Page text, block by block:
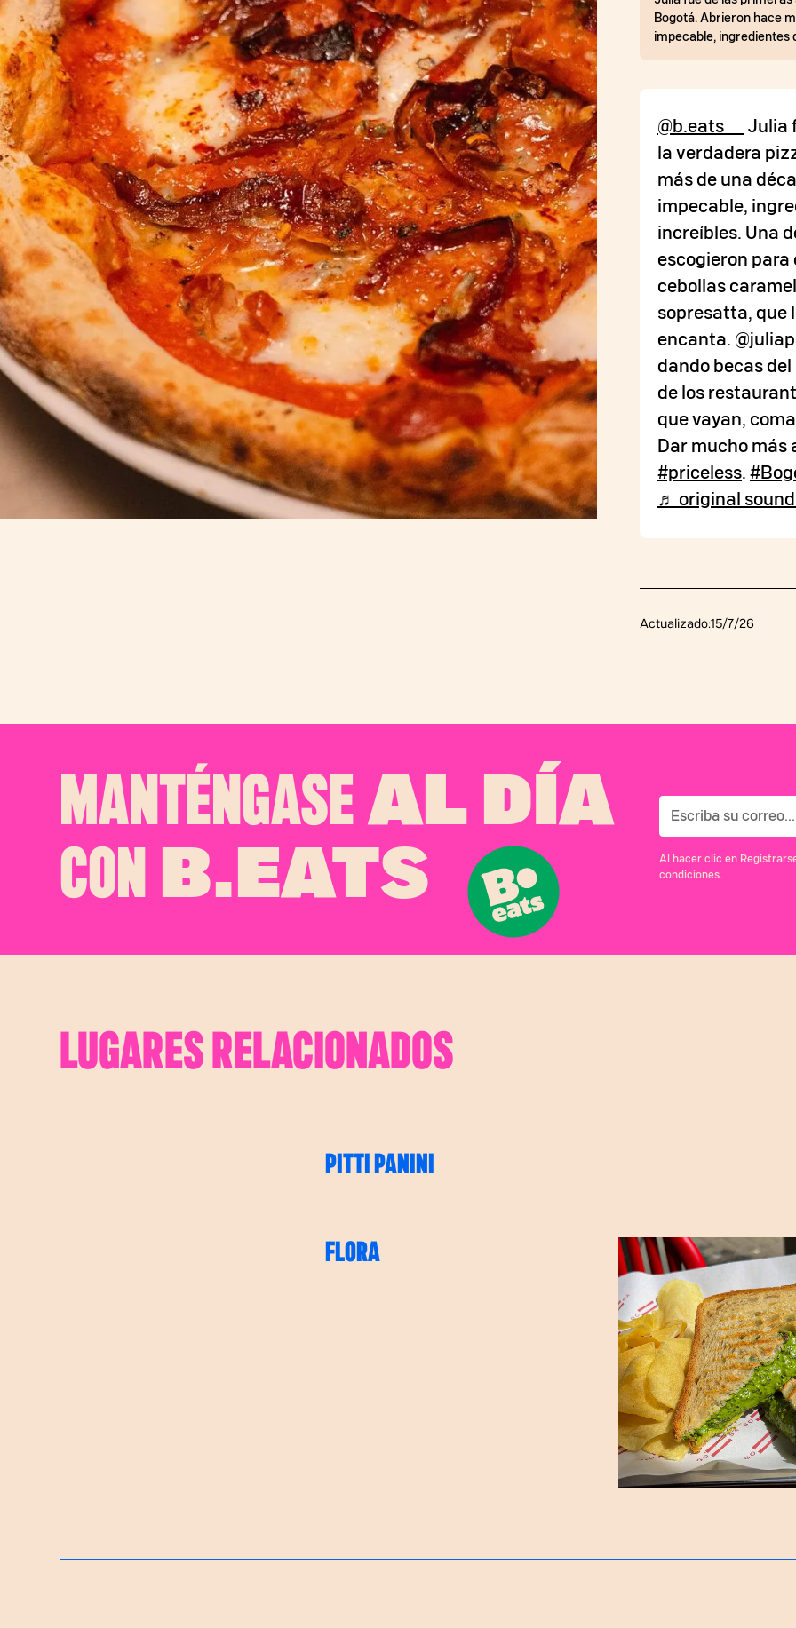
Bogotá. Abrieron hace
impecable, ingredientes
@b.eats__
Julia
la verdadera
más de una
impecable,
increíbles. Una
escogieron para
cebollas
sopresatta, que
encanta.
dando becas
de los
que vayan,
Dar mucho más
#priceless.
♬ original
Actualizado:15/7/26
MANTÉNGASE AL DÍA
CON B.EATS
Al hacer clic en
condiciones.
LUGARES RELACIONADOS
PITTI PANINI
FLORA